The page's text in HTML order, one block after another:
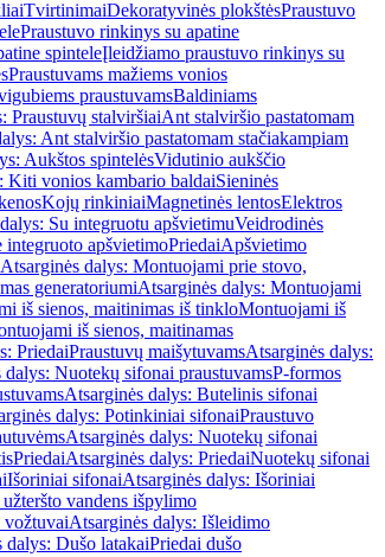
TvirtinimaiDekoratyvinės plokštėsPraustuvo
Praustuvo rinkinys su apatine
spinteleĮleidžiamo praustuvo rinkinys su
Praustuvams mažiems vonios
praustuvamsBaldiniams
Praustuvų stalviršiaiAnt stalviršio pastatomam
Ant stalviršio pastatomam stačiakampiam
Aukštos spintelėsVidutinio aukščio
Kiti vonios kambario baldaiSieninės
Kojų rinkiniaiMagnetinės lentosElektros
Su integruotu apšvietimuVeidrodinės
integruoto apšvietimoPriedaiApšvietimo
Atsarginės dalys: Montuojami prie stovo,
generatoriumiAtsarginės dalys: Montuojami
iš sienos, maitinimas iš tinkloMontuojami iš
iš sienos, maitinamas
PriedaiPraustuvų maišytuvamsAtsarginės dalys:
dalys: Nuotekų sifonai praustuvamsP-formos
Atsarginės dalys: Butelinis sifonai
dalys: Potinkiniai sifonaiPraustuvo
Atsarginės dalys: Nuotekų sifonai
PriedaiAtsarginės dalys: PriedaiNuotekų sifonai
Išoriniai sifonaiAtsarginės dalys: Išoriniai
vandens išpylimo
Atsarginės dalys: Išleidimo
dalys: Dušo latakaiPriedai dušo